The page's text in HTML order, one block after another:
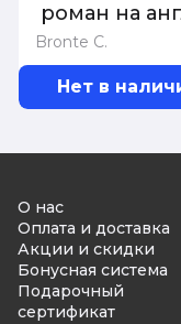
Bronte C.
роман на
Нет в
О нас
Оплата и доставка
Акции и скидки
Бонусная система
Подарочный
сертификат